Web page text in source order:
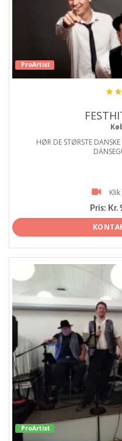
ProArtist
HØR DE STØRSTE
Pris: Kr.
ProArtist